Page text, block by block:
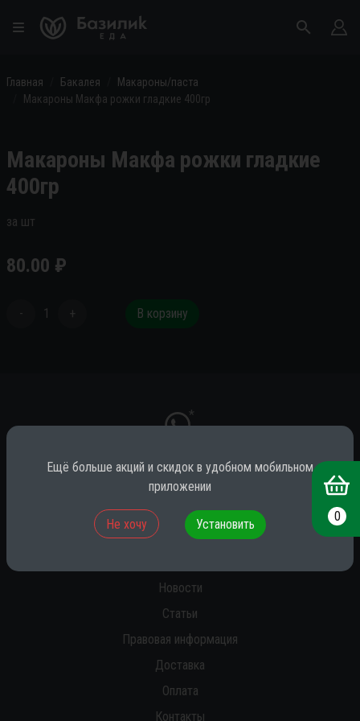
Главная Бакалея
Макароны/паста
Макароны Макфа рожки гладкие 400гр
Макароны Макфа рожки гладкие
400гр
за шт
80.00 ₽
- 1 + В корзину
*
* принадлежит компании Meta (признана экстремистской на территории
Новости
Статьи
Правовая информация
Доставка
Оплата
Контакты
0
Ещё больше акций и скидок в удобном мобильном
приложении
Не хочу Установить